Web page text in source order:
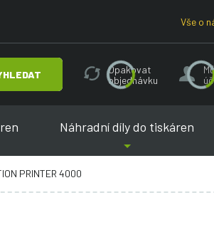
Vše o
Opakovat
objednávku
Náhradní díly do tiskáren
PRINTER 4000